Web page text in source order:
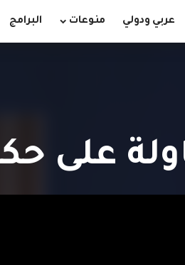
عربي ودولي منوعات البرامج
على